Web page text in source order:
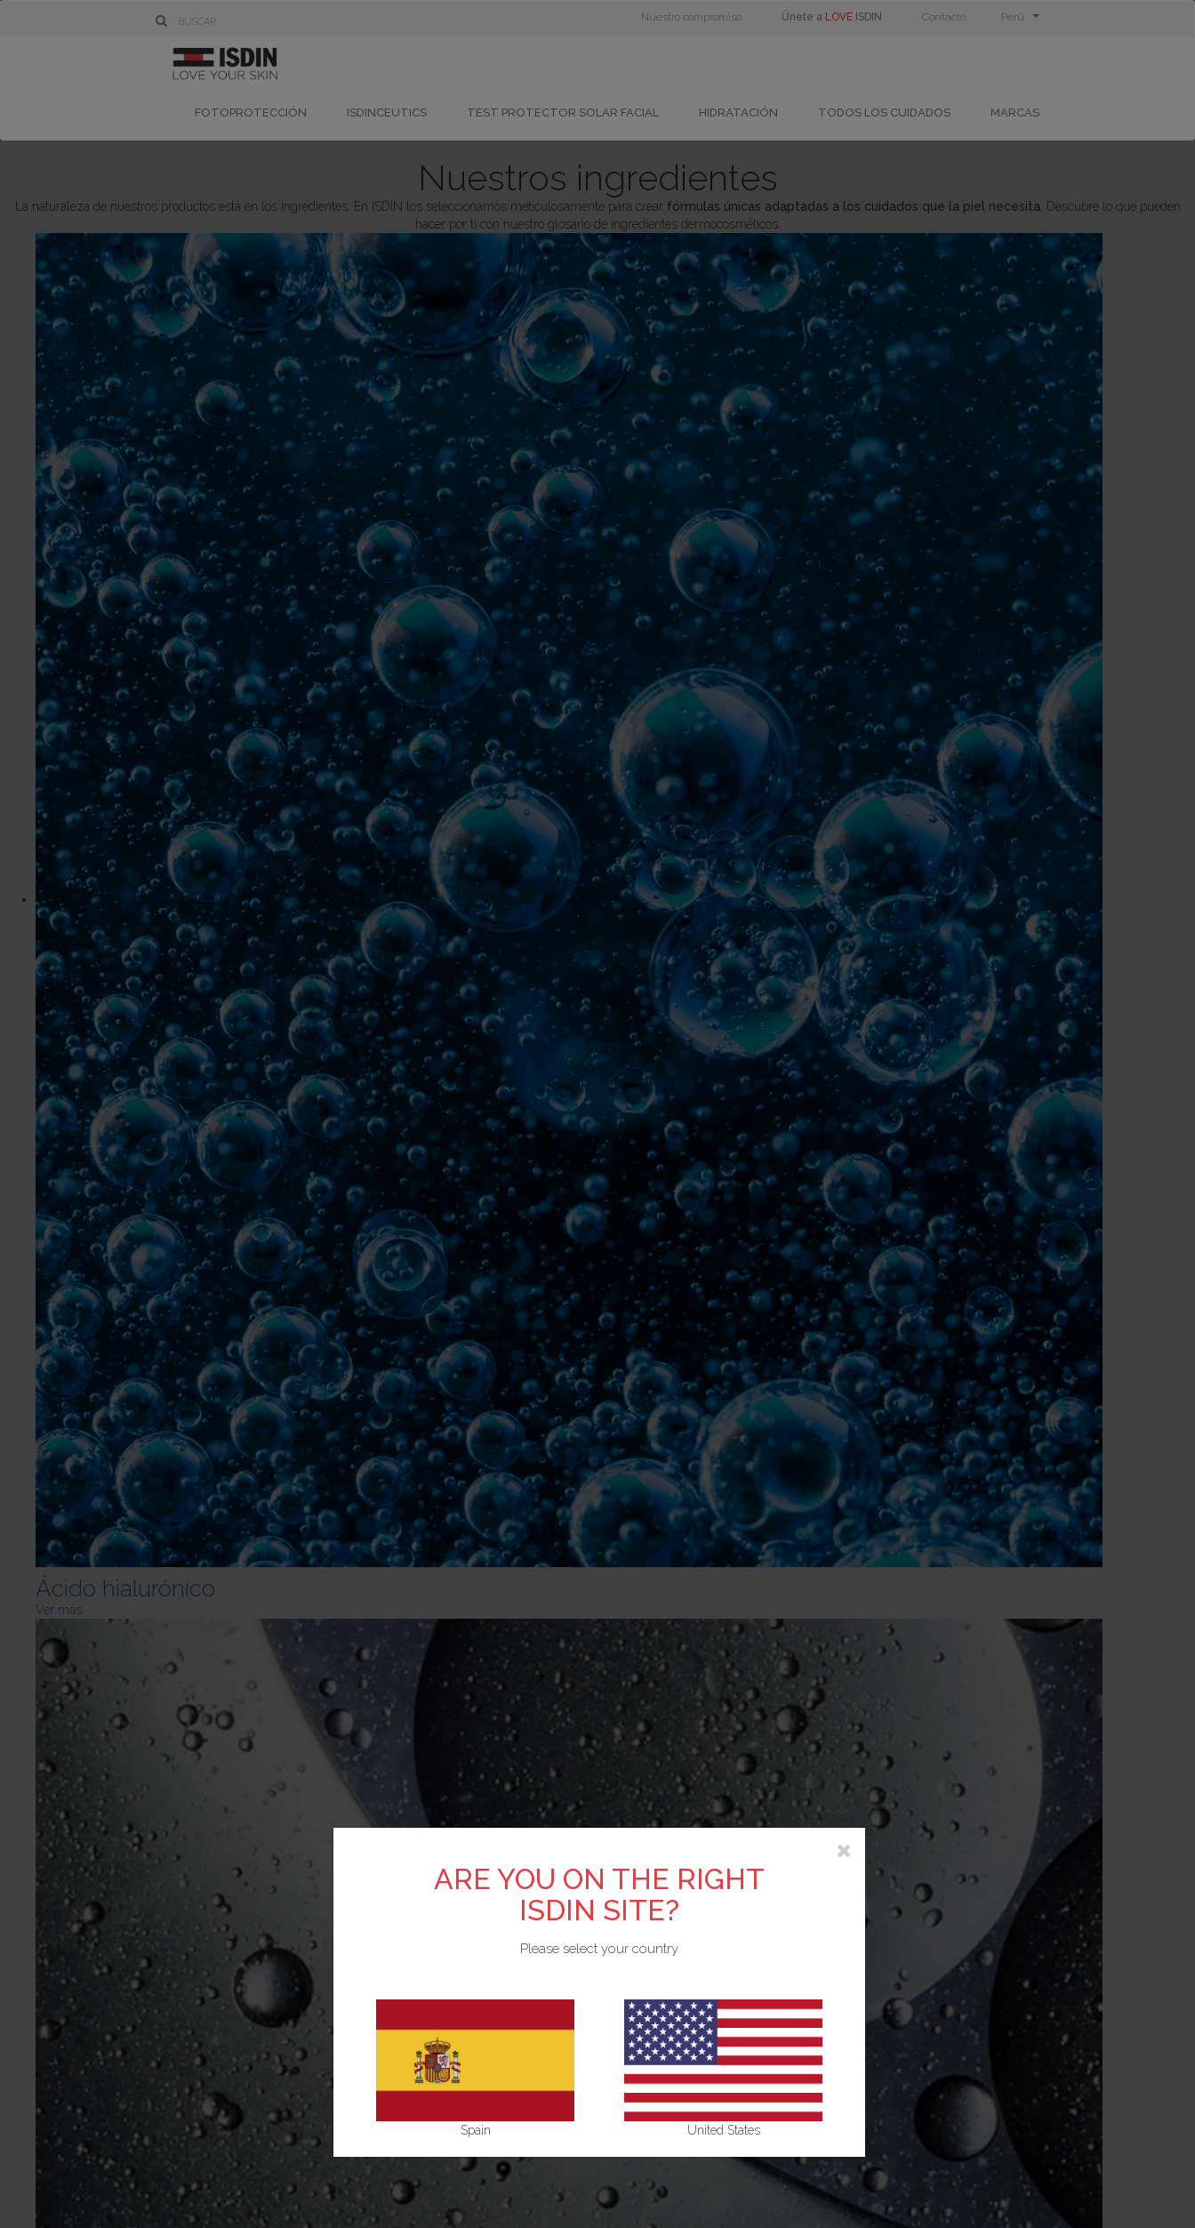
Nuestro compromiso Únete a LOVEISDIN Contacto Perú
FOTOPROTECCIÓN ISDINCEUTICS TEST PROTECTOR SOLAR FACIAL HIDRATACIÓN TODOS LOS CUIDADOS MARCAS
Nuestros ingredientes
La naturaleza de nuestros productos está en los ingredientes. En ISDIN los seleccionamos meticulosamente para crear fórmulas únicas adaptadas a los cuidados que la piel necesita. Descubre lo que pueden
hacer por ti con nuestro glosario de ingredientes dermocosméticos.
Ácido hialurónico
Ver más
ARE YOU ON THE RIGHT
ISDIN SITE?
Please select your country
Spain United States